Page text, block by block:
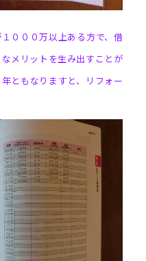
０００万以上ある方で、 借
メリットを生み出すことが
ともなりますと、リフォー